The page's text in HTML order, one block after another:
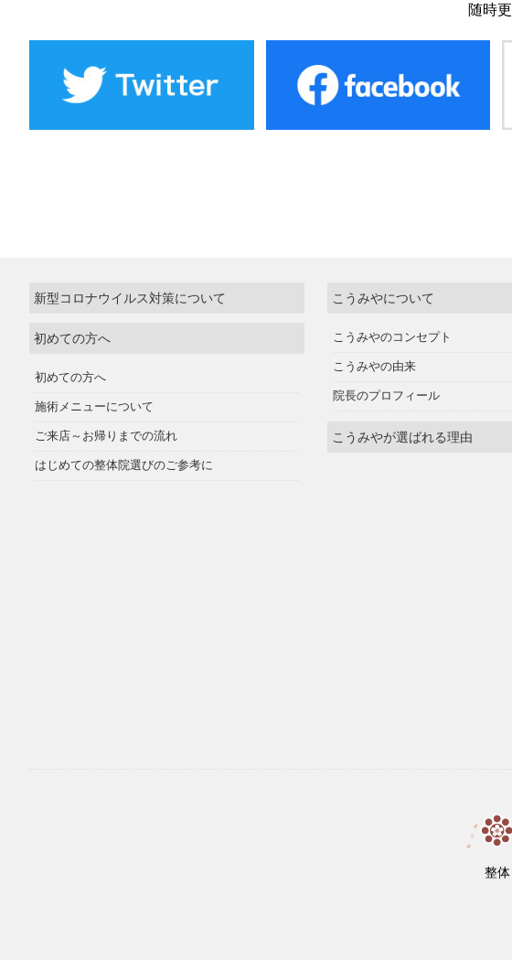
随時
新型コロナウイルス対策について
初めての方へ
初めての方へ
施術メニューについて
ご来店～お帰りまでの流れ
はじめての整体院選びのご参考に
こうみやについて
こうみやのコンセプト
こうみやの由来
院長のプロフィール
こうみやが選ばれる理由
整